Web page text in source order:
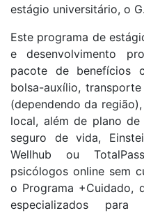
estágio universitário, o
Este programa de
e desenvolvimento
pacote de benefícios
bolsa-auxílio,
(dependendo da
local, além de plano
seguro de vida,
Wellhub ou
psicólogos online sem
o Programa +Cuidado,
especializados